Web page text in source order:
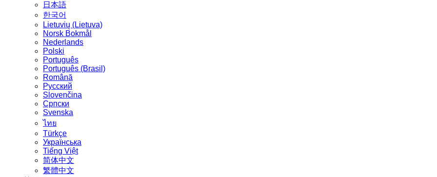
日本語
한국어
Lietuvių (Lietuva)
‪Norsk Bokmål‬
Nederlands
Polski
Português
Português (Brasil)
Română
Русский
Slovenčina
Српски
Svenska
ไทย
Türkçe
Українська
Tiếng Việt
简体中文
繁體中文